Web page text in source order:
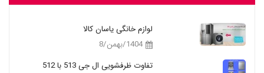
لوازم خانگی یاسان کالا
1404/بهمن/8
تفاوت ظرفشویی ال جی 513 با 512